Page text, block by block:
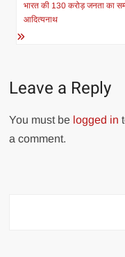
भारत की 130 करोड़ जनता का
आदित्यनाथ
Leave a Reply
You must be logged in
a comment.